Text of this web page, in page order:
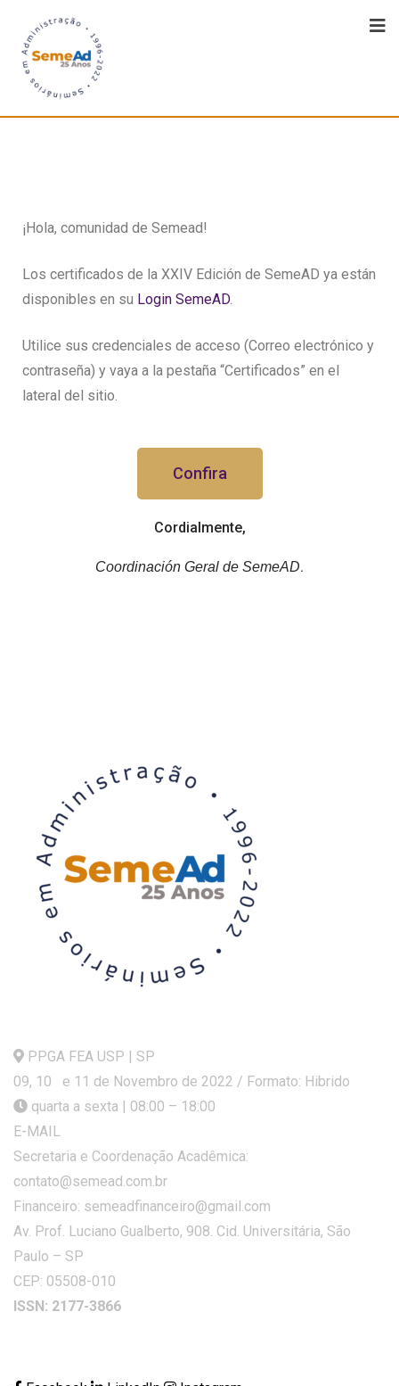
¡Hola, comunidad de Semead!
Los certificados de la XXIV Edición de SemeAD ya están
disponibles en su Login SemeAD.
Utilice sus credenciales de acceso (Correo electrónico y
contraseña) y vaya a la pestaña “Certificados” en el
lateral del sitio.
Confira
Cordialmente,
Coordinación Geral de SemeAD.
PPGA FEA USP | SP
09, 10 e 11 de Novembro de 2022 / Formato: Hibrido
quarta a sexta | 08:00 – 18:00
E-MAIL
Secretaria e Coordenação Acadêmica:
contato@semead.com.br
Financeiro: semeadfinanceiro@gmail.com
Av. Prof. Luciano Gualberto, 908. Cid. Universitária, São
Paulo – SP
CEP: 05508-010
ISSN: 2177-3866